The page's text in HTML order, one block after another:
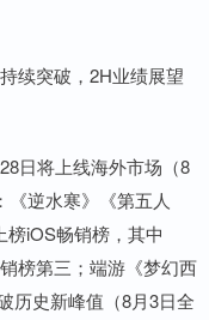
续突破，2H业绩展望
日将上线海外市场（8
《逆水寒》《第五人
iOS畅销榜，其中
榜第三；端游《梦幻西
历史新峰值（8月3日全